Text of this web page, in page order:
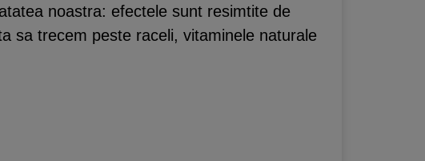
noastra: efectele sunt resimtite de
sa trecem peste raceli, vitaminele naturale